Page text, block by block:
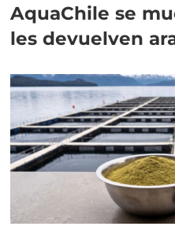
AquaChile se
les devuelven